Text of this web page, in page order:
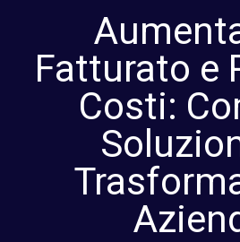
Fatturato e
Costi: